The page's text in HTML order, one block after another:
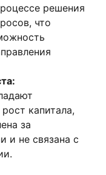
решения
что
капитала,
за
и не связана с